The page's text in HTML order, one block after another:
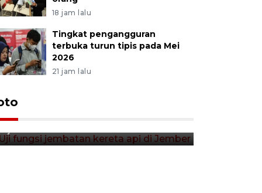
18 jam lalu
Tingkat pengangguran
terbuka turun tipis pada Mei
2026
21 jam lalu
Uji fungsi jembatan kereta api
di Jember